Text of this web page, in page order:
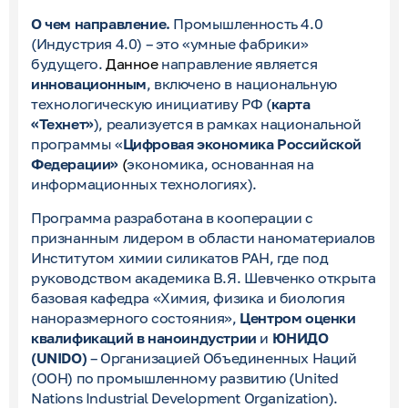
О чем направление. Промышленность 4.0
(Индустрия 4.0) – это «умные фабрики»
будущего. Данноенаправление является
инновационным, включено в национальную
технологическую инициативу РФ (карта
«Технет»), реализуется в рамках национальной
программы «Цифровая экономика Российской
Федерации» (экономика, основанная на
информационных технологиях).
Программа разработана в кооперации с
признанным лидером в области наноматериалов
Институтом химии силикатов РАН, где под
руководством академика В.Я. Шевченко открыта
базовая кафедра «Химия, физика и биология
наноразмерного состояния», Центром оценки
квалификаций в наноиндустрии и ЮНИДО
(UNIDO) – Организацией Объединенных Наций
(ООН) по промышленному развитию (United
Nations Industrial Development Organization).